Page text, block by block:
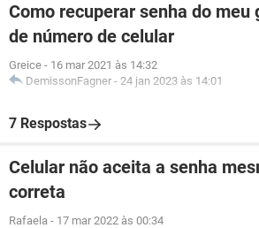
Como recuperar senha do meu
de número de celular
Greice - 16 mar 2021 às 14:32
DemissonFagner - 24 jan 2023 às 14:01
7 Respostas
Celular não aceita a senha
correta
Rafaela - 17 mar 2022 às 00:34